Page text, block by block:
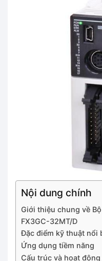
Nội dung chính
Giới thiệu chung về
FX3GC-32MT/D
Đặc điểm kỹ thuật nổi
Ứng dụng tiềm năng
Cấu trúc và hoạt động